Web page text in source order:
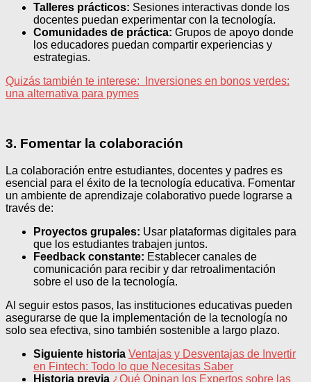
Talleres prácticos: Sesiones interactivas donde los
docentes puedan experimentar con la tecnología.
Comunidades de práctica: Grupos de apoyo donde
los educadores puedan compartir experiencias y
estrategias.
Quizás también te interese:
Inversiones en bonos verdes:
una alternativa para pymes
3. Fomentar la colaboración
La colaboración entre estudiantes, docentes y padres es
esencial para el éxito de la tecnología educativa. Fomentar
un ambiente de aprendizaje colaborativo puede lograrse a
través de:
Proyectos grupales: Usar plataformas digitales para
que los estudiantes trabajen juntos.
Feedback constante: Establecer canales de
comunicación para recibir y dar retroalimentación
sobre el uso de la tecnología.
Al seguir estos pasos, las instituciones educativas pueden
asegurarse de que la implementación de la tecnología no
solo sea efectiva, sino también sostenible a largo plazo.
Siguiente historia Ventajas y Desventajas de Invertir
en Fintech: Todo lo que Necesitas Saber
Historia previa ¿Qué Opinan los Expertos sobre las